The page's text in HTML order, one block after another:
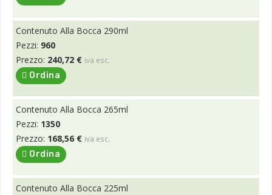
Contenuto Alla Bocca 290ml
Pezzi: 960
Prezzo: 240,72 € iva esc.
Ordina
Contenuto Alla Bocca 265ml
Pezzi: 1350
Prezzo: 168,56 € iva esc.
Ordina
Contenuto Alla Bocca 225ml